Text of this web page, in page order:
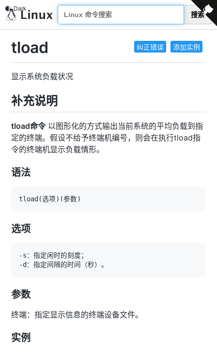
搜索
纠正错误 添加实例
tload
显示系统负载状况
补充说明
tload命令以图形化的方式输出当前系统的平均负载到指
定的终端。假设不给予终端机编号，则会在执行tload指
令的终端机显示负载情形。
语法
tload (选项) (参数)
选项
参数
终端：指定显示信息的终端设备文件。
实例